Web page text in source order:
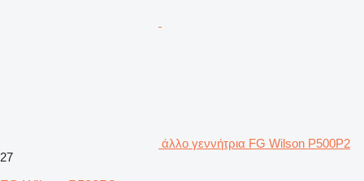
άλλο γεννήτρια FG Wilson P500P2
27